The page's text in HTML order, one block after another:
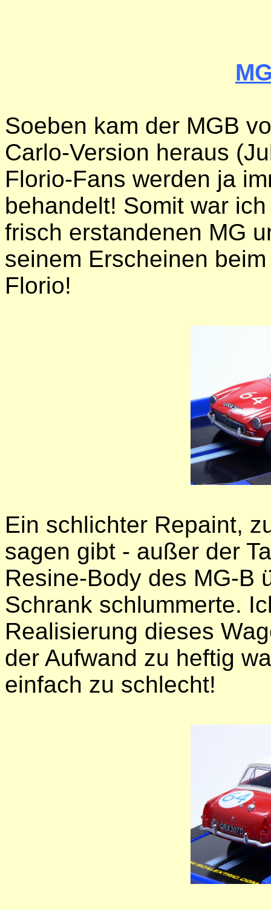
Soeben kam der MGB
Carlo-Version heraus
Florio-Fans werden ja
behandelt! Somit war
frisch erstandenen MG
seinem Erscheinen
Florio!
Ein schlichter Repaint,
sagen gibt - außer der
Resine-Body des MG-B
Schrank schlummerte.
Realisierung dieses
der Aufwand zu heftig
einfach zu schlecht!